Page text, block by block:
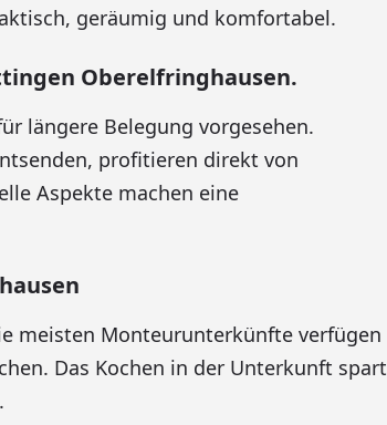
geräumig und komfortabel.
Oberelfringhausen.
längere Belegung vorgesehen.
profitieren direkt von
Aspekte machen eine
meisten Monteurunterkünfte verfügen
Das Kochen in der Unterkunft spart